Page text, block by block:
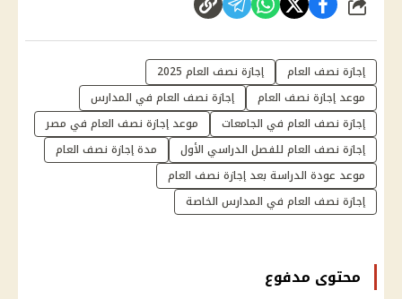
شارك
إجازة نصف العام
إجازة نصف العام 2025
موعد إجازة نصف العام
إجازة نصف العام في المدارس
إجازة نصف العام في الجامعات
موعد إجازة نصف العام في مصر
إجازة نصف العام للفصل الدراسي الأول
مدة إجازة نصف العام
موعد عودة الدراسة بعد إجازة نصف العام
إجازة نصف العام في المدارس الخاصة
محتوى مدفوع